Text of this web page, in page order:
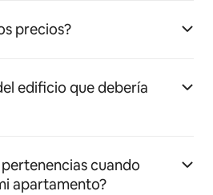
precios?
edificio que debería
cuando
apartamento?